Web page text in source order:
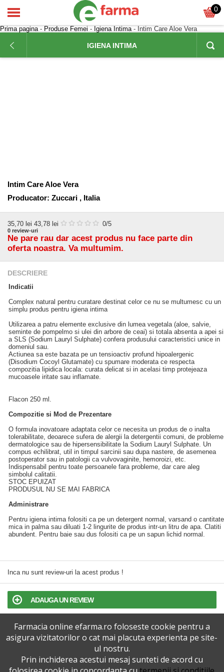
0
Prima pagina- Produse Femei - Igiena Intima- Intim Care Aloe Vera
IGIENA INTIMA
Intim Care Aloe Vera
Producator: Zuccari , Italia
35,70 lei 43,78 lei 0/5
0 review-uri
Ne pare rau dar acest produs nu face parte din
oferta noastra. Va multumim.
DESCRIERE
Indicatii
Complex natural pentru curatare destinat celor ce nu se multumesc cu un
simplu produs pentru igiena intima
Utilizarea a patru elemente exclusive din lumea vegetala (aloe, salvie,
seminte de pompelmo si ulei din arbore de ceai) si totala absenta a apei si
a SLS (Sodium Lauryl Sulphate) confera produsului caracteristici unice in
domeniul sau.
Actiunea sa este bazata pe un tensioactiv profund hipoalergenic
(Disodium Cocoyl Glutamate) cu spumare moderata ce respecta
compozitia lipidica locala: curata delicat si in acelasi timp protejeaza
mucoasele iritate sau inflamate.
Flacon 250 ml.
Compozitie si Mod de Prezentare
O formula inovatoare adaptata celor ce necesita un produs de o inalta
tolerabilitate, deoarece sufera de alergii la detergentii comuni, de probleme
dermatologice sau de hipersensibilitate la Sodium Lauryl Sulphate. Un
compus echilibrat, util in timpul sarcinii sau dupa nastere, de asemenea
postoperator sau in patologii ca vulvovaginite, hemoroizi, etc.
Indispensabil pentru toate persoanele fara probleme, dar care aleg
simbolul calitatii.
STOC EPUIZAT
PRODUSUL NU SE MAI FABRICA
Administrare
Pentru igiena intima folositi ca pe un detergent normal, varsand o cantitate
mica in palma sau diluati 1-2 lingurite de produs intr-un litru de apa. Clatiti
abundent. Pentru baie sau dus folositi ca pe un sapun lichid normal.
Inca nu sunt review-uri la acest produs !
ADAUGA UN REVIEW
TERMENI SI CONDITII
POLITICA DE CONFIDENTIALITATE
Farmacia online efarma.ro foloseste cookie pentru a
asigura vizitatorilor o cat mai placuta experienta pe site-
ul nostru.
Prin inchiderea acestui mesaj sunteti de acord cu